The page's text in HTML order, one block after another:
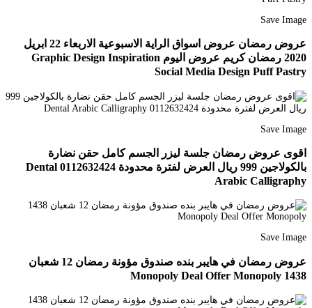
Save Image
عروض رمضان عروض اسواق الراية الاسبوعية الاربعاء 22 ابريل
2020 رمضان كريم عروض اليوم Graphic Design Inspiration
Social Media Design Puff Pastry
Save Image
اقوى عروض رمضان جلسة ليزر الجسم كامل حقن نضارة
بالكولاجين 999 ريال العرض لفترة محدودة 0112632424 Dental
Arabic Calligraphy
Save Image
عروض رمضان في هايبر بنده صندوق مؤونة رمضان 12 شعبان
1438 Monopoly Deal Offer Monopoly